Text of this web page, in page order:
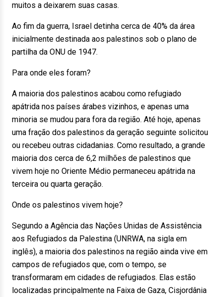
muitos a deixarem suas casas.
Ao fim da guerra, Israel detinha cerca de 40% da área
inicialmente destinada aos palestinos sob o plano de
partilha da ONU de 1947.
Para onde eles foram?
A maioria dos palestinos acabou como refugiado
apátrida nos países árabes vizinhos, e apenas uma
minoria se mudou para fora da região. Até hoje, apenas
uma fração dos palestinos da geração seguinte solicitou
ou recebeu outras cidadanias. Como resultado, a grande
maioria dos cerca de 6,2 milhões de palestinos que
vivem hoje no Oriente Médio permaneceu apátrida na
terceira ou quarta geração.
Onde os palestinos vivem hoje?
Segundo a Agência das Nações Unidas de Assistência
aos Refugiados da Palestina (UNRWA, na sigla em
inglês), a maioria dos palestinos na região ainda vive em
campos de refugiados que, com o tempo, se
transformaram em cidades de refugiados. Elas estão
localizadas principalmente na Faixa de Gaza, Cisjordânia